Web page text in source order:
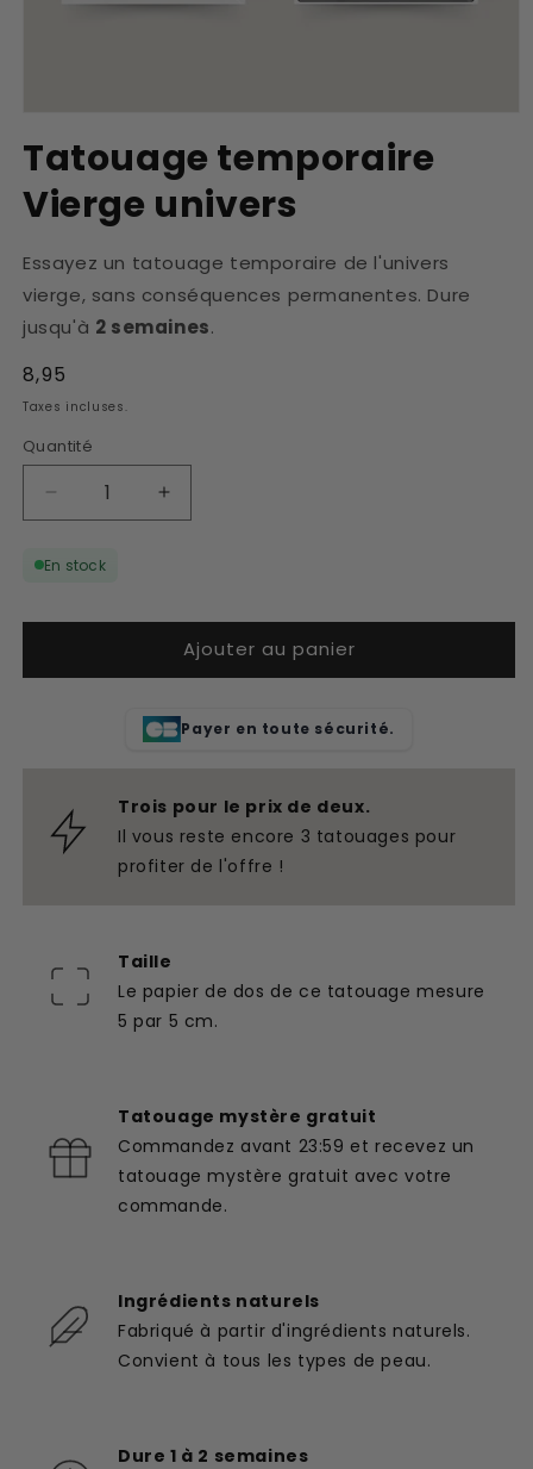
média
dans
une
Tatouage temporaire
Vierge univers
Essayez un tatouage temporaire de l'univers
vierge, sans conséquences permanentes. Dure
jusqu'à 2 semaines.
Prix
habituel
8,95
Taxes incluses.
Quantité
Réduire
la
de
temporaire
univers
Augmenter
la
temporaire
Vierge
univers
En stock
Ajouter au panier
Payer en toute sécurité.
Trois pour le prix de deux.
Il vous reste encore 3 tatouages pour
profiter de l'offre !
Taille
Le papier de dos de ce tatouage mesure
5 par 5 cm.
Tatouage mystère gratuit
Commandez avant 23:59 et recevez un
tatouage mystère gratuit avec votre
commande.
Ingrédients naturels
Fabriqué à partir d'ingrédients naturels.
Convient à tous les types de peau.
Dure 1 à 2 semaines